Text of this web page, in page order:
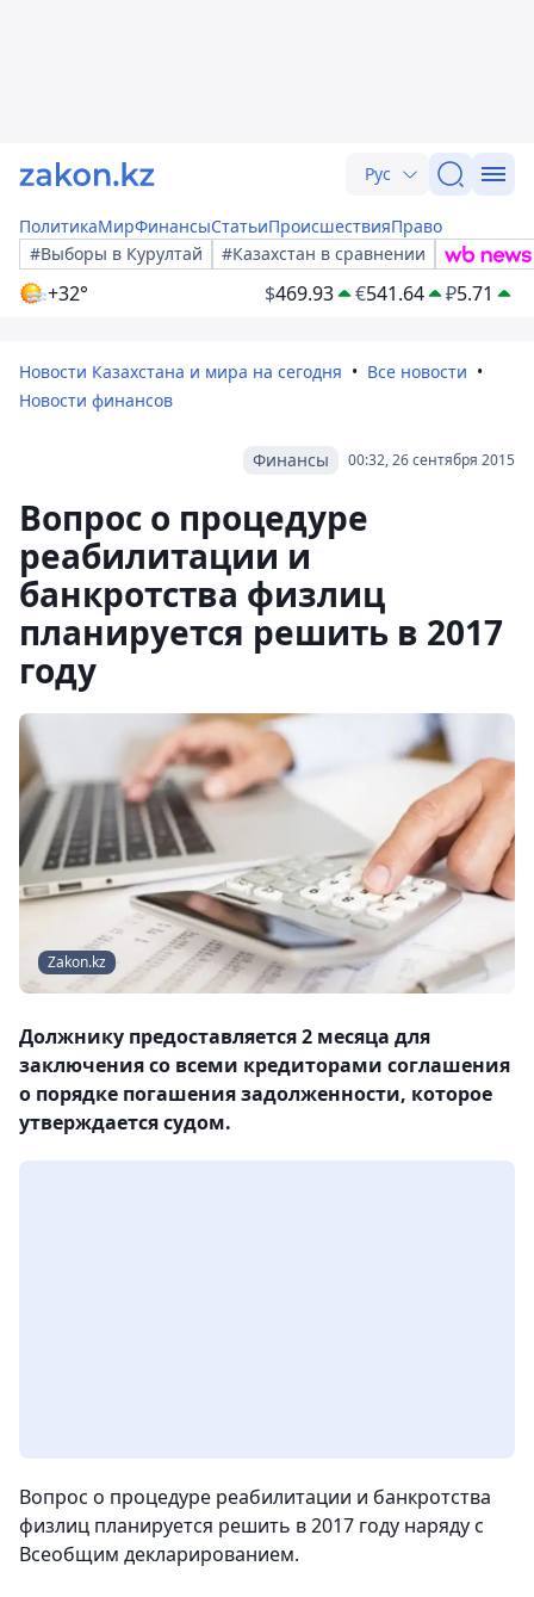
Рус
ПолитикаМирФинансыСтатьиПроисшествияПраво
#Выборы в Курултай
#Казахстан в сравнении
+32° $469.93 €541.64 ₽5.71
Новости Казахстана и мира на сегодня
Все новости
Новости финансов
00:32, 26 сентября 2015
Финансы
Вопрос о процедуре
реабилитации и
банкротства физлиц
планируется решить в 2017
году
Zakon.kz
Должнику предоставляется 2 месяца для
заключения со всеми кредиторами соглашения
о порядке погашения задолженности, которое
утверждается судом.
Вопрос о процедуре реабилитации и банкротства
физлиц планируется решить в 2017 году наряду с
Всеобщим декларированием.